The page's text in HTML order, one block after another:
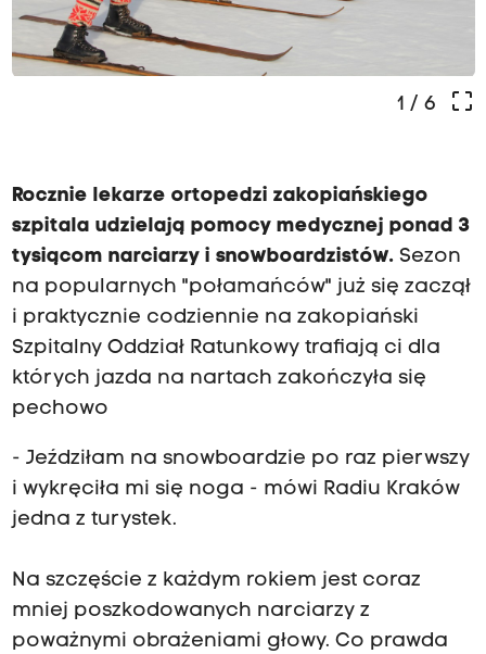
crop_free
1 / 6
Rocznie lekarze ortopedzi zakopiańskiego
szpitala udzielają pomocy medycznej ponad 3
tysiącom narciarzy i snowboardzistów.Sezon
na popularnych "połamańców" już się zaczął
i praktycznie codziennie na zakopiański
Szpitalny Oddział Ratunkowy trafiają ci dla
których jazda na nartach zakończyła się
pechowo
- Jeździłam na snowboardzie po raz pierwszy
i wykręciła mi się noga - mówi Radiu Kraków
jedna z turystek.
Na szczęście z każdym rokiem jest coraz
mniej poszkodowanych narciarzy z
poważnymi obrażeniami głowy. Co prawda